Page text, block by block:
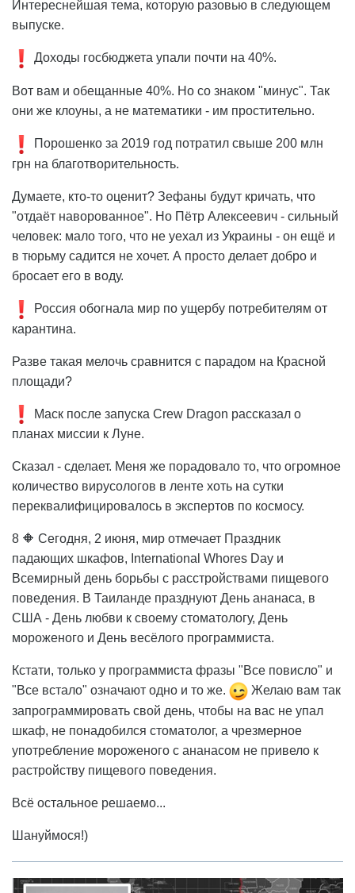
Интереснейшая тема, которую разовью в следующем
выпуске.
Доходы госбюджета упали почти на 40%.
Вот вам и обещанные 40%. Но со знаком "минус". Так
они же клоуны, а не математики - им простительно.
Порошенко за 2019 год потратил свыше 200 млн
грн на благотворительность.
Думаете, кто-то оценит? Зефаны будут кричать, что
"отдаёт наворованное". Но Пётр Алексеевич - сильный
человек: мало того, что не уехал из Украины - он ещё и
в тюрьму садится не хочет. А просто делает добро и
бросает его в воду.
Россия обогнала мир по ущербу потребителям от
карантина.
Разве такая мелочь сравнится с парадом на Красной
площади?
Маск после запуска Crew Dragon рассказал о
планах миссии к Луне.
Сказал - сделает. Меня же порадовало то, что огромное
количество вирусологов в ленте хоть на сутки
переквалифицировалось в экспертов по космосу.
8 🔶 Сегодня, 2 июня, мир отмечает Праздник
падающих шкафов, International Whores Day и
Всемирный день борьбы с расстройствами пищевого
поведения. В Таиланде празднуют День ананаса, в
США - День любви к своему стоматологу, День
мороженого и День весёлого программиста.
Кстати, только у программиста фразы "Все повисло" и
"Все встало" означают одно и то же.
Желаю вам так
запрограммировать свой день, чтобы на вас не упал
шкаф, не понадобился стоматолог, а чрезмерное
употребление мороженого с ананасом не привело к
растройству пищевого поведения.
Всё остальное решаемо...
Шануймося!)